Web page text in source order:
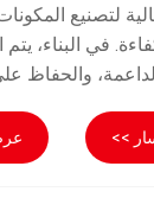
لتصنيع
في البناء،
والحفاظ
>>